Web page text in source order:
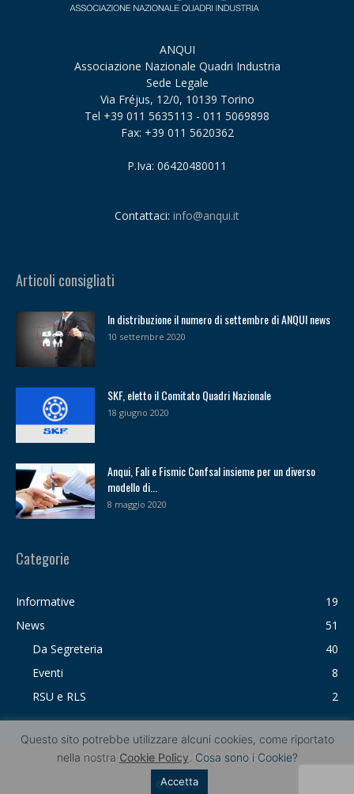
ANQUI
Associazione Nazionale Quadri Industria
Sede Legale
Via Fréjus, 12/0, 10139 Torino
Tel +39 011 5635113 - 011 5069898
Fax: +39 011 5620362
P.Iva: 06420480011
Contattaci: info@anqui.it
Articoli consigliati
In distribuzione il numero di settembre di ANQUI news
10 settembre 2020
SKF, eletto il Comitato Quadri Nazionale
18 giugno 2020
Anqui, Fali e Fismic Confsal insieme per un diverso
modello di...
8 maggio 2020
Categorie
Informative
19
News
51
Da Segreteria
40
Eventi
8
RSU e RLS
2
Privacy Policy Cookie Policy Contatti
© anqui.it
Questo sito potrebbe utilizzare alcuni cookies, come riportato
nella nostra Cookie Policy. Cosa sono i Cookie?
Accetta